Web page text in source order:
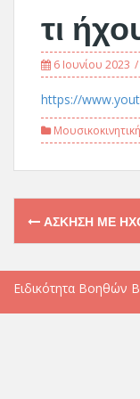
τι
6 Ιουνίου 2023
https://
Μουσικοκινητική
PostΆΣΚΗΣΗ ΜΕ
Ειδικότητα Βοηθών